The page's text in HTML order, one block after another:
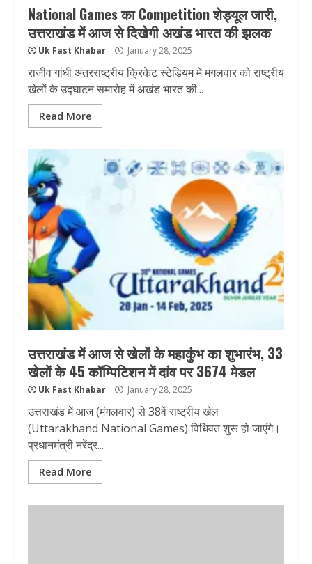
National Games का Competition शेड्यूल जारी,
उत्तराखंड में आज से दिखेगी अखंड भारत की झलक
Uk Fast Khabar January 28, 2025
राजीव गांधी अंतरराष्ट्रीय क्रिकेट स्टेडियम में मंगलवार को राष्ट्रीय
खेलों के उद्घाटन समारोह में अखंड भारत की...
Read More
उत्तराखंड में आज से खेलों के महाकुंभ का शुभारंभ, 33
खेलों के 45 कॉम्पिटिशन में दांव पर 3674 मेडल
Uk Fast Khabar January 28, 2025
उत्तराखंड में आज (मंगलवार) से 38वें राष्ट्रीय खेल
(Uttarakhand National Games) विधिवत शुरू हो जाएंगे।
प्रधानमंत्री नरेंद्र...
Read More